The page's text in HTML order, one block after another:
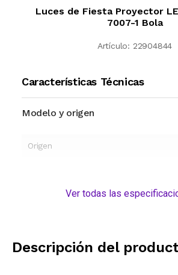
Luces de Fiesta Proyector
7007-1 Bola
Artículo: 22904844
Características Técnicas
Modelo y origen
Origen
Ver todas las
Descripción del